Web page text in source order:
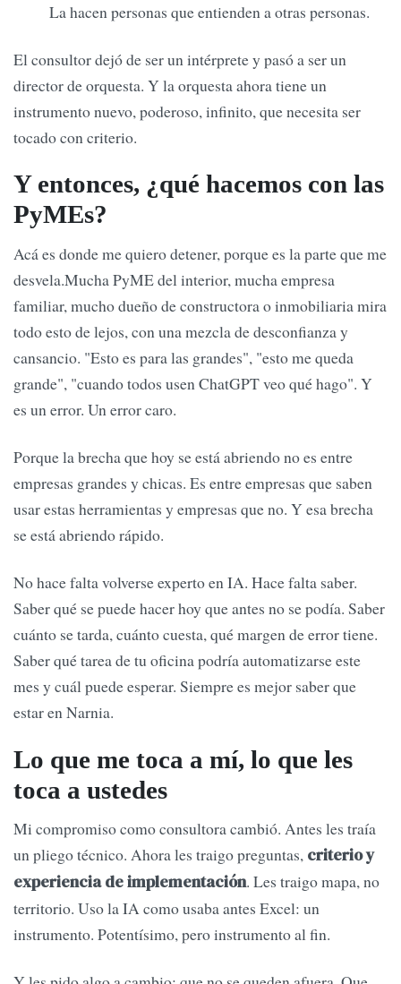
La hacen personas que entienden a otras personas.
El consultor dejó de ser un intérprete y pasó a ser un
director de orquesta. Y la orquesta ahora tiene un
instrumento nuevo, poderoso, infinito, que necesita ser
tocado con criterio.
Y entonces, ¿qué hacemos con las
PyMEs?
Acá es donde me quiero detener, porque es la parte que me
desvela.Mucha PyME del interior, mucha empresa
familiar, mucho dueño de constructora o inmobiliaria mira
todo esto de lejos, con una mezcla de desconfianza y
cansancio. "Esto es para las grandes", "esto me queda
grande", "cuando todos usen ChatGPT veo qué hago". Y
es un error. Un error caro.
Porque la brecha que hoy se está abriendo no es entre
empresas grandes y chicas. Es entre empresas que saben
usar estas herramientas y empresas que no. Y esa brecha
se está abriendo rápido.
No hace falta volverse experto en IA. Hace falta saber.
Saber qué se puede hacer hoy que antes no se podía. Saber
cuánto se tarda, cuánto cuesta, qué margen de error tiene.
Saber qué tarea de tu oficina podría automatizarse este
mes y cuál puede esperar. Siempre es mejor saber que
estar en Narnia.
Lo que me toca a mí, lo que les
toca a ustedes
Mi compromiso como consultora cambió. Antes les traía
un pliego técnico. Ahora les traigo preguntas, criterio y
experiencia de implementación. Les traigo mapa, no
territorio. Uso la IA como usaba antes Excel: un
instrumento. Potentísimo, pero instrumento al fin.